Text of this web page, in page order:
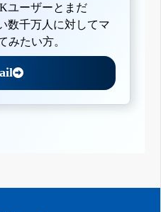
ユーザーとまだ
数千万人に対してマ
みたい方。